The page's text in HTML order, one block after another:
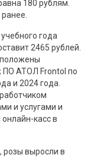
180 рублям.
года
2465 рублей.
ПО АТОЛ Frontol по
и 2024 года.
и услугами и
касс в
выросли в